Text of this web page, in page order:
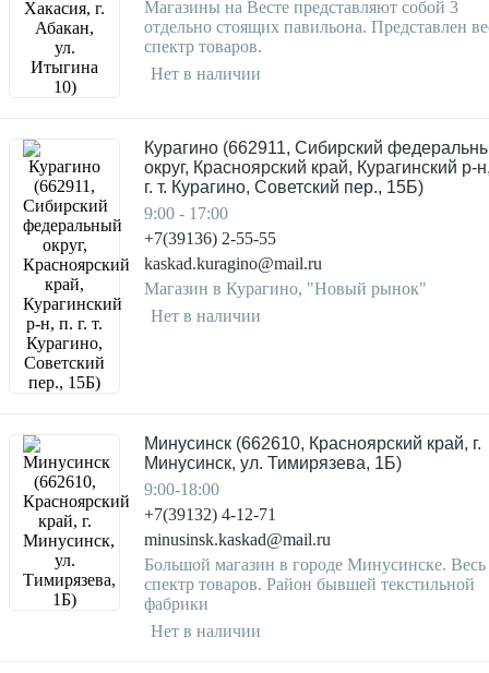
Магазины на Весте представляют собой 3
отдельно стоящих павильона. Представлен
спектр товаров.
Нет в наличии
Курагино (662911, Сибирский
округ, Красноярский край, Курагинский р-
г. т. Курагино, Советский пер., 15Б)
9:00 - 17:00
+7(39136) 2-55-55
kaskad.kuragino@mail.ru
Магазин в Курагино, "Новый рынок"
Нет в наличии
Минусинск (662610, Красноярский край, г.
Минусинск, ул. Тимирязева, 1Б)
9:00-18:00
+7(39132) 4-12-71
minusinsk.kaskad@mail.ru
Большой магазин в городе Минусинске. Весь
спектр товаров. Район бывшей текстильной
фабрики
Нет в наличии